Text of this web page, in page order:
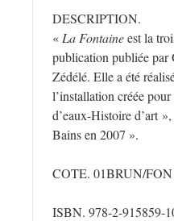
DESCRIPTION.
« La Fontaineest la
publication publiée par
Zédélé. Elle a été
l’installation créée
d’eaux-Histoire d’art
Bains en 2007 ».
COTE. 01BRUN/FON
ISBN. 978-2-915859-